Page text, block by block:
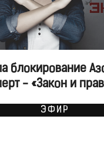
блокирование
- «Закон и
ЭФИР